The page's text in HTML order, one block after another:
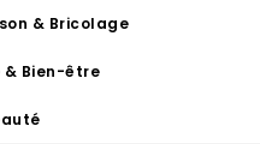
& Bricolage
& Bien-être